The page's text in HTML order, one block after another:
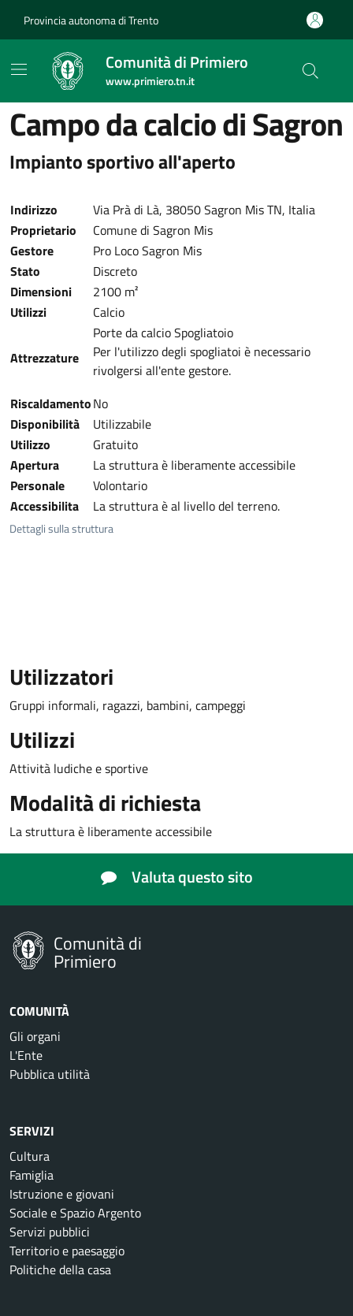
Provincia autonoma di Trento
Comunità di Primiero
www.primiero.tn.it
Campo da calcio di Sagron
Impianto sportivo all'aperto
Dettagli sulla struttura
Indirizzo
Via Prà di Là, 38050 Sagron Mis TN, Italia
Proprietario
Comune di Sagron Mis
Gestore
Pro Loco Sagron Mis
Stato
Discreto
Dimensioni
2100 m²
Utilizzi
Calcio
Attrezzature
Porte da calcioSpogliatoio
Per l'utilizzo degli spogliatoi è necessario
rivolgersi all'ente gestore.
RiscaldamentoNo
Disponibilità
Utilizzabile
Utilizzo
Gratuito
Apertura
La struttura è liberamente accessibile
Personale
Volontario
Accessibilita
La struttura è al livello del terreno.
Utilizzatori
Gruppi informali, ragazzi, bambini, campeggi
Utilizzi
Attività ludiche e sportive
Modalità di richiesta
La struttura è liberamente accessibile
Valuta questo sito
Comunità di
Primiero
COMUNITÀ
Gli organi
L'Ente
Pubblica utilità
SERVIZI
Cultura
Famiglia
Istruzione e giovani
Sociale e Spazio Argento
Servizi pubblici
Territorio e paesaggio
Politiche della casa